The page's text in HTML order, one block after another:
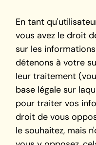
En tant
vous avez le droit
sur les
détenons à votre
leur traitement
base légale sur
pour traiter vos
droit de vous
le souhaitez, mais